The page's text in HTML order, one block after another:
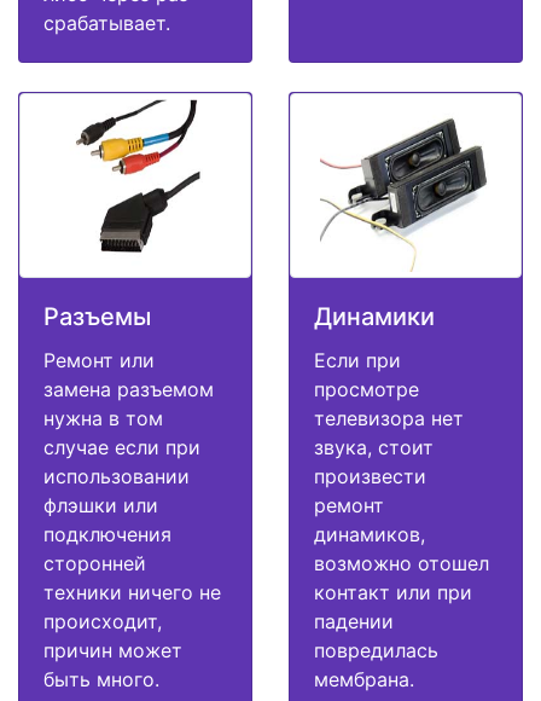
срабатывает.
Разъемы
Ремонт или
замена разъемом
нужна в том
случае если при
использовании
флэшки или
подключения
сторонней
техники ничего не
происходит,
причин может
быть много.
Динамики
Если при
просмотре
телевизора нет
звука, стоит
произвести
ремонт
динамиков,
возможно отошел
контакт или при
падении
повредилась
мембрана.